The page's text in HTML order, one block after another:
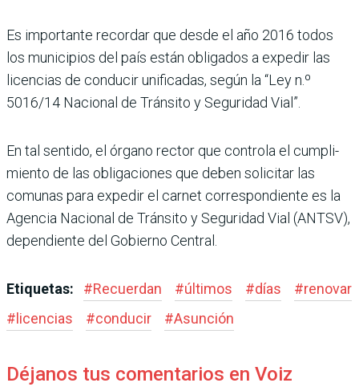
Es importante recordar que desde el año 2016 todos
los municipios del país están obli­gados a expedir las
licencias de conducir unificadas, según la “Ley n.º
5016/14 Nacional de Tránsito y Seguridad Vial”.
En tal sentido, el órgano rec­tor que controla el cumpli­
miento de las obligaciones que deben solicitar las
comu­nas para expedir el carnet correspondiente es la
Agen­cia Nacional de Tránsito y Seguridad Vial (ANTSV),
dependiente del Gobierno Central.
Etiquetas: #Recuerdan #últimos #días #renovar
# licencias #conducir #Asunción
Déjanos tus comentarios en Voiz